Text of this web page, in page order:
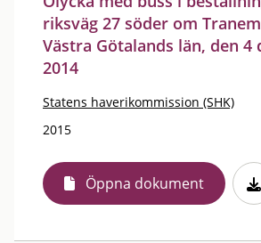
riksväg 27 söder om
Västra Götalands län, den 4
2014
Statens haverikommission (SHK)
2015
Öppna dokument